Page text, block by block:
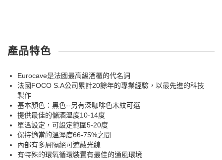
產品特色
Eurocave是法國最高級酒櫃的代名詞
法國FOCO S.A公司累計20餘年的專業經驗，以最先進的科技
製作
基本顏色：黑色--另有深咖啡色木紋可選
提供最佳的儲酒溫度10-14度
單溫設定，可設定範圍5-20度
保持適當的溫溼度66-75%之間
內部有多層隔絕可遮蔽光線
有特殊的環氧循環裝置有最佳的通風環境